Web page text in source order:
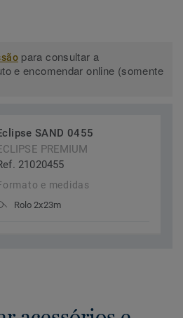
para consultar a
e encomendar online (somente
SAND 0455
PREMIUM
21020455
e medidas
Rolo 2x23m